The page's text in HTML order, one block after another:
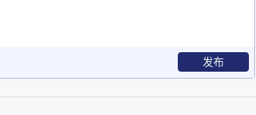
硅片，也可以把坚硬的玻璃刻出花
作催化剂等，可以说从造芯片到制
发布